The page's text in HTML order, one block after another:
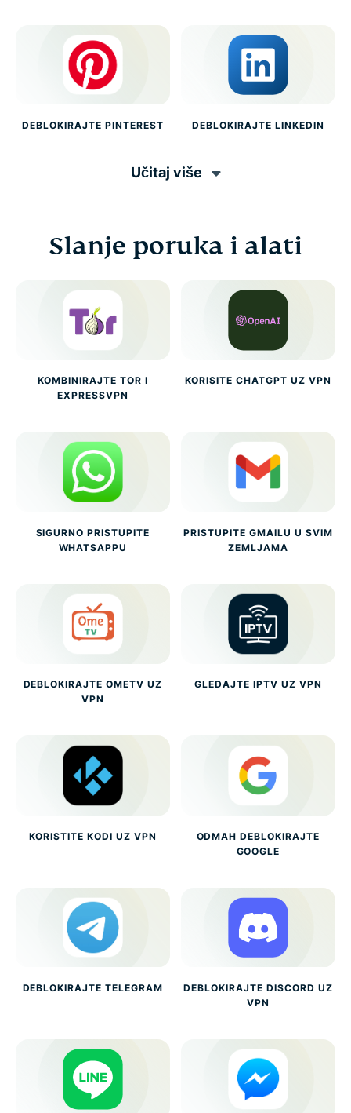
DEBLOKIRAJTE PINTEREST DEBLOKIRAJTE LINKEDIN
Učitaj više
Slanje poruka i alati
KOMBINIRAJTE TOR I
EXPRESSVPN
KORISITE CHATGPT UZ VPN
SIGURNO PRISTUPITE
WHATSAPPU
PRISTUPITE GMAILU U SVIM
ZEMLJAMA
DEBLOKIRAJTE OMETV UZ
VPN
GLEDAJTE IPTV UZ VPN
KORISTITE KODI UZ VPN
ODMAH DEBLOKIRAJTE
GOOGLE
DEBLOKIRAJTE TELEGRAM
DEBLOKIRAJTE DISCORD UZ
VPN